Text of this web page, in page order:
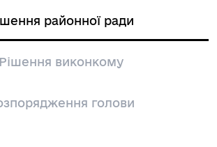
районної ради
Рішення виконкому
голови